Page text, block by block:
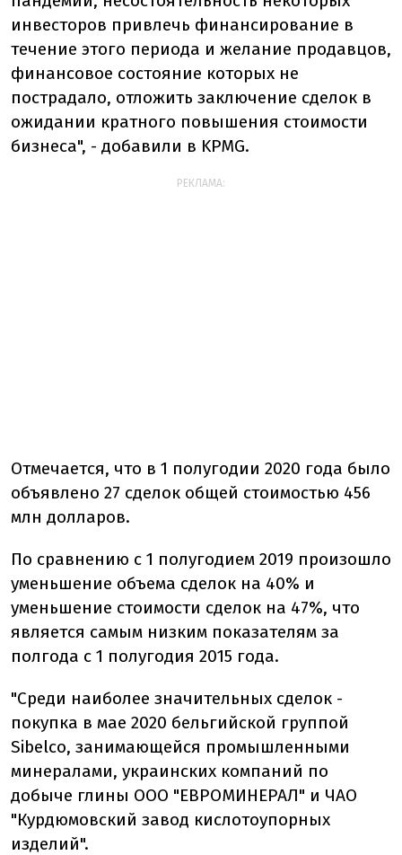
инвесторов привлечь финансирование в
течение этого периода и желание продавцов,
финансовое состояние которых не
пострадало, отложить заключение сделок в
ожидании кратного повышения стоимости
бизнеса", - добавили в KPMG.
РЕКЛАМА:
Отмечается, что в 1 полугодии 2020 года было
объявлено 27 сделок общей стоимостью 456
млн долларов.
По сравнению с 1 полугодием 2019 произошло
уменьшение объема сделок на 40% и
уменьшение стоимости сделок на 47%, что
является самым низким показателям за
полгода с 1 полугодия 2015 года.
"Среди наиболее значительных сделок -
покупка в мае 2020 бельгийской группой
Sibelco, занимающейся промышленными
минералами, украинских компаний по
добыче глины ООО "ЕВРОМИНЕРАЛ" и ЧАО
"Курдюмовский завод кислотоупорных
изделий".